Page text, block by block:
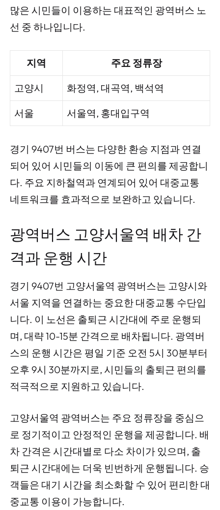
많은 시민들이 이용하는 대표적인 광역버스 노
선 중 하나입니다.
지역 주요 정류장
고양시 화정역, 대곡역, 백석역
서울 서울역, 홍대입구역
경기 9407번 버스는 다양한 환승 지점과 연결
되어 있어 시민들의 이동에 큰 편의를 제공합니
다. 주요 지하철역과 연계되어 있어 대중교통
네트워크를 효과적으로 보완하고 있습니다.
광역버스 고양서울역 배차 간
격과 운행 시간
경기 9407번 고양서울역 광역버스는 고양시와
서울 지역을 연결하는 중요한 대중교통 수단입
니다. 이 노선은 출퇴근 시간대에 주로 운행되
며, 대략 10-15분 간격으로 배차됩니다. 광역버
스의 운행 시간은 평일 기준 오전 5시 30분부터
오후 9시 30분까지로, 시민들의 출퇴근 편의를
적극적으로 지원하고 있습니다.
고양서울역 광역버스는 주요 정류장을 중심으
로 정기적이고 안정적인 운행을 제공합니다. 배
차 간격은 시간대별로 다소 차이가 있으며, 출
퇴근 시간대에는 더욱 빈번하게 운행됩니다. 승
객들은 대기 시간을 최소화할 수 있어 편리한 대
중교통 이용이 가능합니다.